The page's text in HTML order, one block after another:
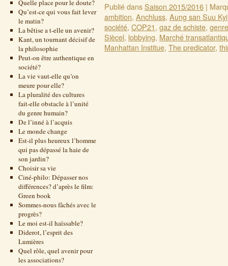
Quelle place pour le doute?
Qu’est-ce qui vous fait lever
le matin?
La bêtise a t-elle un avenir?
Kant, un tournant décisif de
la philosophie
Peut-on être authentique en
société?
La vie vaut-elle qu’on
meure pour elle?
La pluralité des cultures
fait-elle obstacle à l’unité
du genre humain?
De l’inné à l’acquis
Le monde change
Est-il plus heureux l’homme
qui pas dépassé la haie de
son jardin?
Choisir sa vie
Ciné-philo: Dépasser nos
différences? d’après le film:
Green book
Sommes-nous fâchés avec le
progrès?
Le moi est-il haïssable?
Diderot, l’esprit des
Lumières
Quel rôle, quel avenir pour
les associations?
Publié dansSaison 2015/2016 |
ambition, Anchluss, Aung san Suu Kyi
société, COP21, gaz de schiste,
Siècel, lobbying, Marché
Manhattan Institue, The predicator,